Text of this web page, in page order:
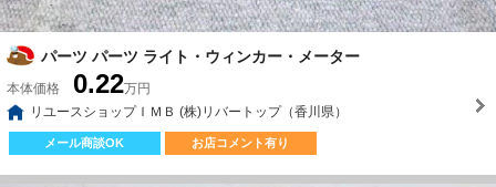
パーツ パーツ ライト・ウィンカー・メーター
本体価格 0.22万円
リユースショップＩＭＢ (株)リバートップ（香川県）
メール商談OK お店コメント有り